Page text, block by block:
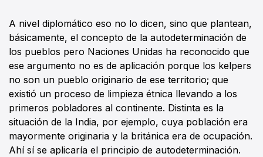
A nivel diplomático eso no lo dicen, sino que plantean,
básicamente, el concepto de la autodeterminación de
los pueblos pero Naciones Unidas ha reconocido que
ese argumento no es de aplicación porque los kelpers
no son un pueblo originario de ese territorio; que
existió un proceso de limpieza étnica llevando a los
primeros pobladores al continente. Distinta es la
situación de la India, por ejemplo, cuya población era
mayormente originaria y la británica era de ocupación.
Ahí sí se aplicaría el principio de autodeterminación.